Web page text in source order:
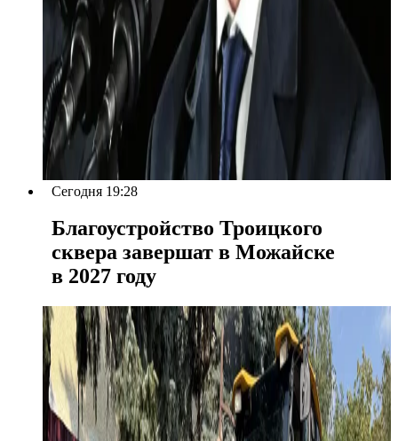
Сегодня 19:28
Благоустройство Троицкого
сквера завершат в Можайске
в 2027 году